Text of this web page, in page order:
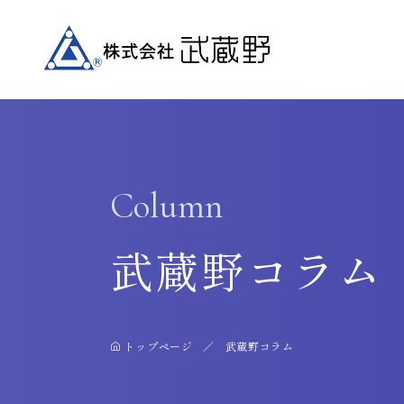
Column
武蔵野コラム
トップページ 武蔵野コラム